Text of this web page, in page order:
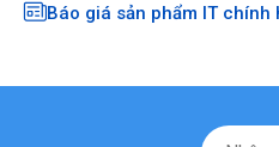
Báo giá sản phẩm IT chính